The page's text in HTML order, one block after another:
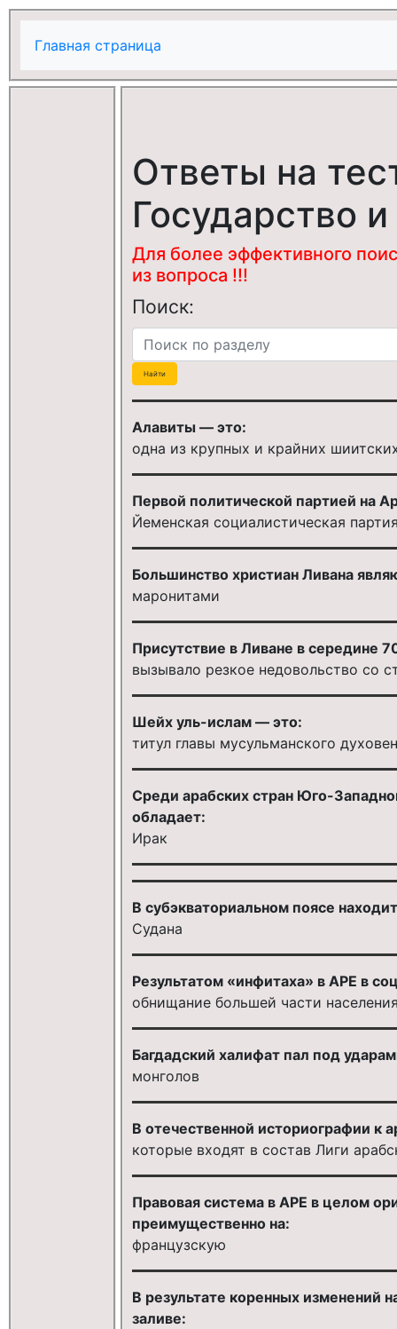
Главная страница
Ответы на
Государство
Для более эффективного
из вопроса !!!
Поиск:
Алавиты — это:
одна из крупных и крайних
Первой политической партией на
Йеменская социалистическая
Большинство христиан Ливана
маронитами
Присутствие в Ливане в середине
вызывало резкое недовольство со
Шейх уль-ислам — это:
титул главы мусульманского
Среди арабских стран Юго-
обладает:
Ирак
В субэкваториальном поясе
Судана
Результатом «инфитаха» в АРЕ в
обнищание большей части
Багдадский халифат пал под
монголов
В отечественной историографии к
которые входят в состав Лиги
Правовая система в АРЕ в целом
преимущественно на:
французскую
В результате коренных изменений
заливе: